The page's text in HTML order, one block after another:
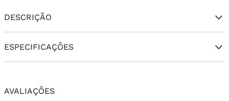
DESCRIÇÃO
ESPECIFICAÇÕES
AVALIAÇÕES